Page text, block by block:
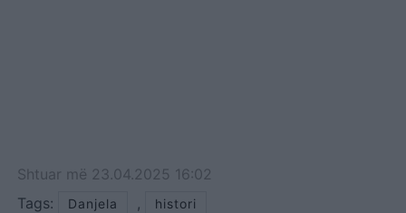
Shtuar më 23.04.2025 16:02
Tags:
Danjela , histori